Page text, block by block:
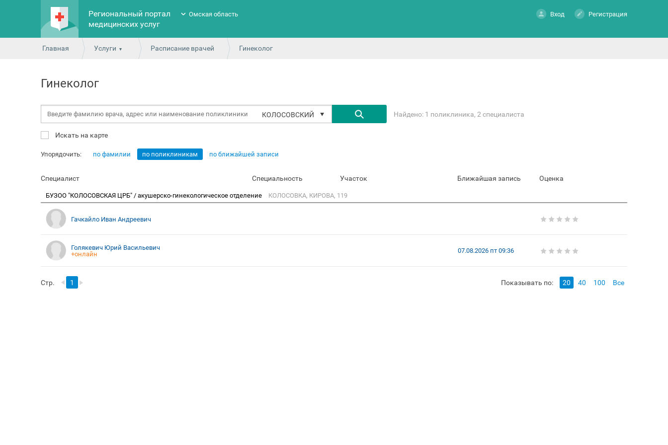
Региональный портал
медицинских услуг
Омская область Вход Регистрация
Главная Услуги Расписание врачей Гинеколог
Гинеколог
КОЛОСОВСКИЙ Найдено: 1 поликлиника, 2 специалиста
Искать на карте
Упорядочить: по фамилии по поликлиникам по ближайшей записи
Специалист Специальность Участок Ближайшая запись Оценка
БУЗОО "КОЛОСОВСКАЯ ЦРБ" / акушерско-гинекологическое отделение КОЛОСОВКА, КИРОВА, 119
Гачкайло Иван Андреевич
Голякевич Юрий Васильевич
+онлайн
07.08.2026 пт 09:36
Стр. 1 Показывать по: 20 40 100 Все